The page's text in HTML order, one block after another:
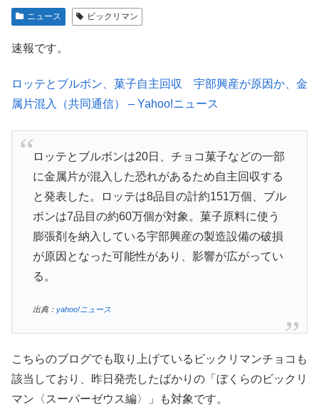
ニュース ビックリマン
速報です。
ロッテとブルボン、菓子自主回収 宇部興産が原因か、金
属片混入（共同通信） – Yahoo!ニュース
ロッテとブルボンは20日、チョコ菓子などの一部
に金属片が混入した恐れがあるため自主回収する
と発表した。ロッテは8品目の計約151万個、ブル
ボンは7品目の約60万個が対象。菓子原料に使う
膨張剤を納入している宇部興産の製造設備の破損
が原因となった可能性があり、影響が広がってい
る。
出典： yahoo!ニュース
こちらのブログでも取り上げているビックリマンチョコも
該当しており、昨日発売したばかりの「ぼくらのビックリ
マン〈スーパーゼウス編〉」も対象です。